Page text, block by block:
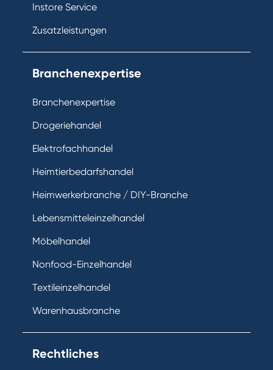
Instore Service
Zusatzleistungen
Branchenexpertise
Branchenexpertise
Drogeriehandel
Elektrofachhandel
Heimtierbedarfshandel
Heimwerkerbranche / DIY-Branche
Lebensmitteleinzelhandel
Möbelhandel
Nonfood-Einzelhandel
Textileinzelhandel
Warenhausbranche
Rechtliches